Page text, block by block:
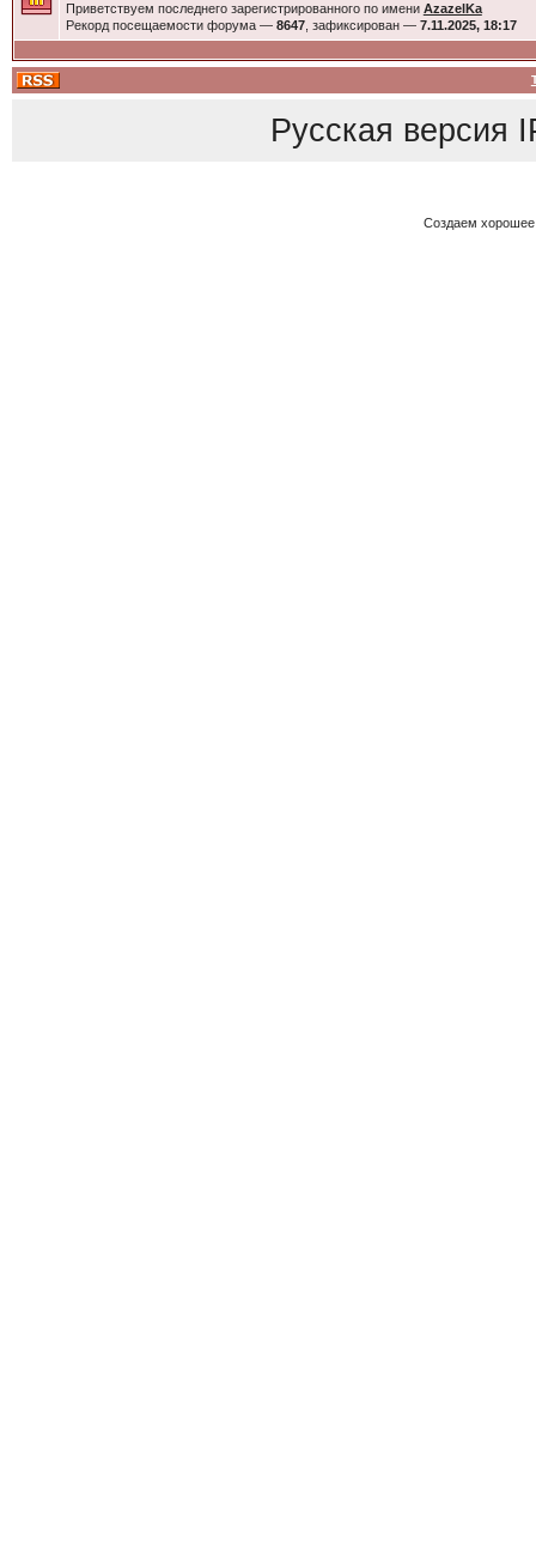
Приветствуем последнего зарегистрированного по имени AzazelKa
Рекорд посещаемости форума — 8647, зафиксирован — 7.11.2025, 18:17
Русская версия
Создаем